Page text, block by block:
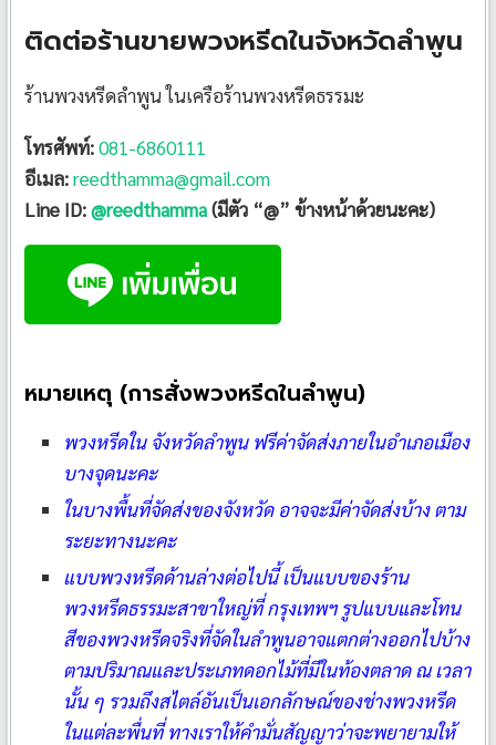
ติดต่อร้านขายพวงหรีดในจังหวัดลำพูน
ร้านพวงหรีดลำพูน ในเครือร้านพวงหรีดธรรมะ
โทรศัพท์:081-6860111
อีเมล:reedthamma@gmail.com
Line ID:@reedthamma(มีตัว “@” ข้างหน้าด้วยนะคะ)
หมายเหตุ (การสั่งพวงหรีดในลำพูน)
พวงหรีดใน จังหวัดลำพูน ฟรีค่าจัดส่งภายในอำเภอเมือง
บางจุดนะคะ
ในบางพื้นที่จัดส่งของจังหวัด อาจจะมีค่าจัดส่งบ้าง ตาม
ระยะทางนะคะ
แบบพวงหรีดด้านล่างต่อไปนี้ เป็นแบบของร้าน
พวงหรีดธรรมะสาขาใหญ่ที่ กรุงเทพฯ รูปแบบและโทน
สีของพวงหรีดจริงที่จัดในลำพูนอาจแตกต่างออกไปบ้าง
ตามปริมาณและประเภทดอกไม้ที่มีในท้องตลาด ณ เวลา
นั้น ๆ รวมถึงสไตล์อันเป็นเอกลักษณ์ของช่างพวงหรีด
ในแต่ละพื่นที่ ทางเราให้คำมั่นสัญญาว่าจะพยายามให้